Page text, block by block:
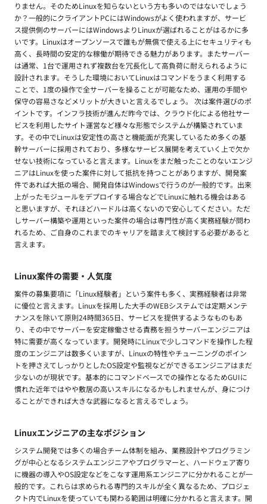
りません。そのためLinuxを知らないという方も多いのではないでしょう
か？一般的にクライアントPCにはWindowsがよく使われますが、サービ
ス提供側のサーバーにはWindowsよりLinuxが選ばれることがはるかに多
いです。Linuxはオープンソースで誰もが無償で使える上にセキュリティも
高く、長時間の安定的な稼働が期待できる魅力があります。またサーバー
は通常、1台で運用されず複数台を冗長化して高負荷に耐えられるように
設計されます。そうした環境においてLinuxはコマンドをうまく利用する
ことで、1度の操作で全サーバーを操ることが可能なため、運用の手間や
保守の容易さなどメリットが大きいと言えるでしょう。 次は案件選びのポ
イントです。インフラ技術が進んだ昨今では、クラウド化による他社サー
ビスを利用したサイト運営など様々な形態でシステムが構築されていま
す。その中でLinuxは安定性の高さと機能面が充実しているため多くの基
幹サーバーに採用されており、多様なサービス展開を考えていく上で欠か
せない技術になっていると言えます。Linuxをまだ触ったことのないエンジ
ニアはLinuxを使った案件に対して抵抗を持つことがありますが、開発案
件であれば大抵の場合、開発自体はWindowsで行うのが一般的です。出来
上がったモジュールをデプロイする場合などでLinuxに触れる機会はある
と思いますが、それほどハードルは高くないので安心してください。ただ
しサーバー構築や運用といった案件の場合は専門性が高く実務経験が問わ
れるため、ご自身のこれまでのキャリアを踏まえて検討する必要があると
言えます。
Linux案件の需要・人気度
案件の募集要項に「Linux経験者」という案件も多く、実務経験者は非常
に優位と言えます。Linuxを採用した大手のWEBシステムでは定期メンテ
ナンスを除いて原則24時間365日、サービスを提供するようなものもあ
り、その中でサーバーを安定稼働させる責務を担うサーバーエンジニアは
特に需要が高くなっています。開発時にLinuxで少しコマンドを操作した程
度のエンジニアは数多くいますが、Linuxの特性やチューニングのポイン
トを押さえてしっかりとしたOS設定や監視などができるエンジニアはまだ
少ないのが現状です。基本的にコマンドベースでの操作となるためGUIに
慣れた近年ではやや敷居の高いスキルになるかもしれませんが、身につけ
ることができれば大きな武器になると言えるでしょう。
Linuxエンジニアの主なポジション
システム開発では多くの場合チーム体制を組み、業務設計やプログラミン
グが中心となるシステムエンジニアやプログラマーと、ハードウェア寄り
に機器の導入やOS設定などをこなす運用系エンジニアに分かれることが一
般的です。これらは求められる専門的スキルが全く異なるため、プロジェ
クト内でLinuxを使っていても関わる範囲は明確に分かれると言えます。開